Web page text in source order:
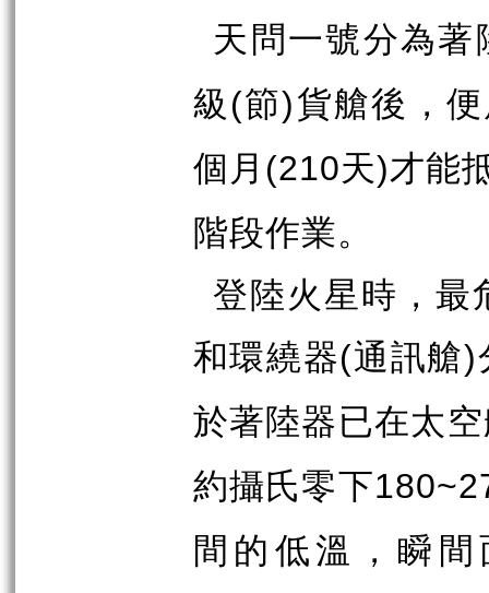
天問一號分為
級 (節)貨艙後，
個月 (210天)才能
階段作業。
登陸火星時，最
和環繞器(通訊艙)
於著陸器已在太
約攝氏零下
間的低溫，瞬